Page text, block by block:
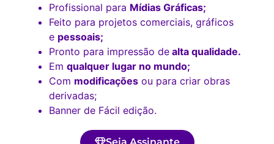
Profissional para Mídias Gráficas;
Feito para projetos comerciais, gráficos
e pessoais;
Pronto para impressão de alta qualidade.
Em qualquer lugar no mundo;
Com modificações ou para criar obras
derivadas;
Banner de Fácil edição.